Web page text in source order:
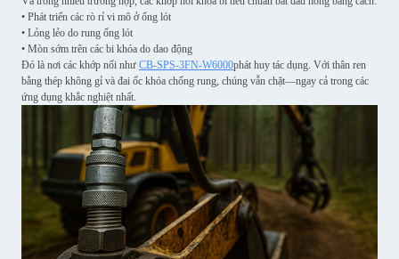
• Phát triển các rò rỉ vi mô ở ống lót
• Lỏng lẻo do rung ống lót
• Mòn sớm trên các bi khóa do dao động
Đó là nơi các khớp nối như CB-SPS-3FN-W6000phát huy tác dụng. Với thân ren
bằng thép không gỉ và đai ốc khóa chống rung, chúng vẫn chặt—ngay cả trong các
ứng dụng khắc nghiệt nhất.